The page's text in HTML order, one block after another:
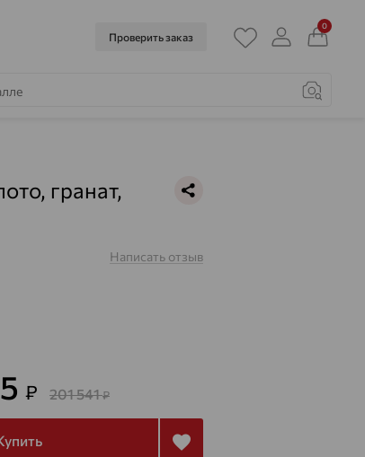
Проверить заказ
0
гранат,
Написать отзыв
₽ 201 541₽